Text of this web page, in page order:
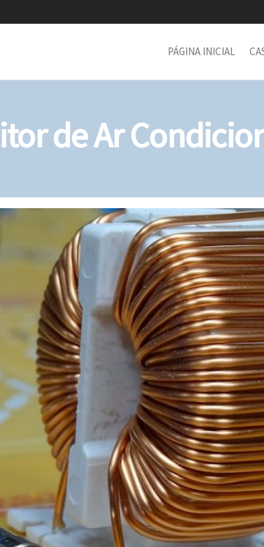
PÁGINA INICIAL
de Ar